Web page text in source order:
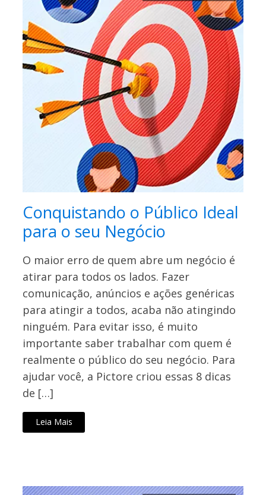
Conquistando o Público Ideal
para o seu Negócio
O maior erro de quem abre um negócio é
atirar para todos os lados. Fazer
comunicação, anúncios e ações genéricas
para atingir a todos, acaba não atingindo
ninguém. Para evitar isso, é muito
importante saber trabalhar com quem é
realmente o público do seu negócio. Para
ajudar você, a Pictore criou essas 8 dicas
de […]
Leia Mais